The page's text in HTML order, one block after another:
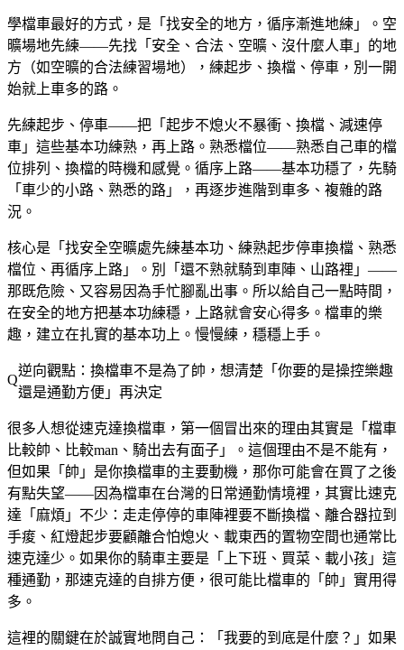
學檔車最好的方式，是「找安全的地方，循序漸進地練」。空
曠場地先練——先找「安全、合法、空曠、沒什麼人車」的地
方（如空曠的合法練習場地），練起步、換檔、停車，別一開
始就上車多的路。
先練起步、停車——把「起步不熄火不暴衝、換檔、減速停
車」這些基本功練熟，再上路。熟悉檔位——熟悉自己車的檔
位排列、換檔的時機和感覺。循序上路——基本功穩了，先騎
「車少的小路、熟悉的路」，再逐步進階到車多、複雜的路
況。
核心是「找安全空曠處先練基本功、練熟起步停車換檔、熟悉
檔位、再循序上路」。別「還不熟就騎到車陣、山路裡」——
那既危險、又容易因為手忙腳亂出事。所以給自己一點時間，
在安全的地方把基本功練穩，上路就會安心得多。檔車的樂
趣，建立在扎實的基本功上。慢慢練，穩穩上手。
逆向觀點：換檔車不是為了帥，想清楚「你要的是操控樂趣
還是通勤方便」再決定
很多人想從速克達換檔車，第一個冒出來的理由其實是「檔車
比較帥、比較man、騎出去有面子」。這個理由不是不能有，
但如果「帥」是你換檔車的主要動機，那你可能會在買了之後
有點失望——因為檔車在台灣的日常通勤情境裡，其實比速克
達「麻煩」不少：走走停停的車陣裡要不斷換檔、離合器拉到
手痠、紅燈起步要顧離合怕熄火、載東西的置物空間也通常比
速克達少。如果你的騎車主要是「上下班、買菜、載小孩」這
種通勤，那速克達的自排方便，很可能比檔車的「帥」實用得
多。
這裡的關鍵在於誠實地問自己：「我要的到底是什麼？」如果